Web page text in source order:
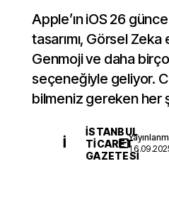
Apple’ın iOS 26
tasarımı, Görsel
Genmoji ve daha
seçeneğiyle geliyor.
bilmeniz gereken her
İ
İSTANBUL
TICARET
GAZETESI